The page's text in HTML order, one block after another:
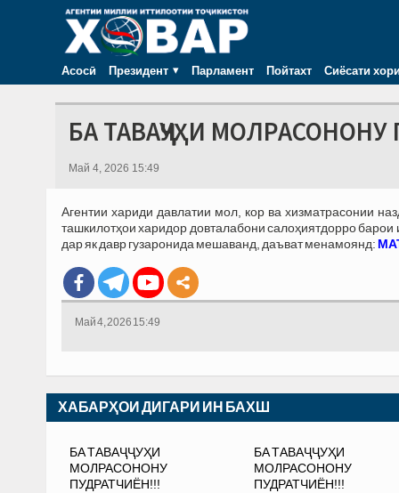
Асосӣ Президент Парламент Пойтахт Сиёсати
БА ТАВАҶҶУҲИ
Май 4, 2026 15:49
Агентии хариди давлатии мол, кор ва хизматрасонии
ташкилотҳои харидор довталабони салоҳиятдорро
дар як давр гузаронида мешаванд, даъват менамоянд:
Май 4, 2026 15:49
ХАБАРҲОИ ДИГАРИ ИН БАХШ
БА ТАВАҶҶУҲИ
МОЛРАСОНОНУ
ПУДРАТЧИЁН!!!
БА ТАВАҶҶУҲИ
МОЛРАСОНОНУ
ПУДРАТЧИЁН!!!